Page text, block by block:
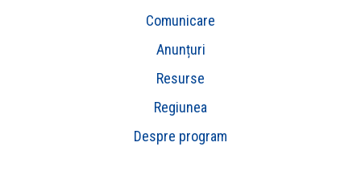
Comunicare
Anunțuri
Resurse
Regiunea
Despre program